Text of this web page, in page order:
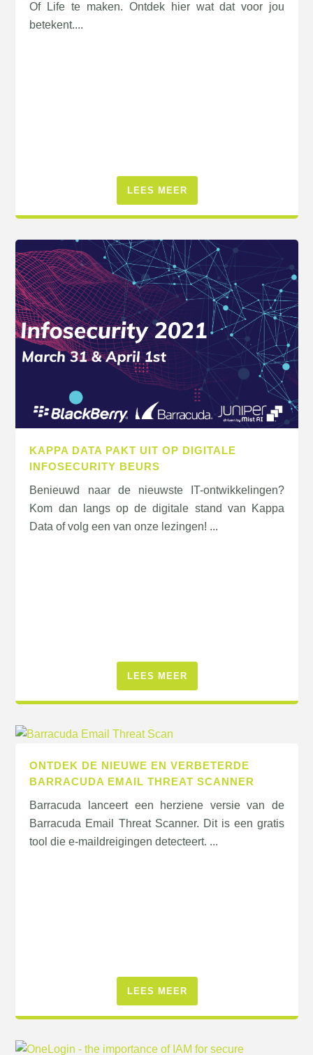
Of Life te maken. Ontdek hier wat dat voor jou
betekent....
LEES MEER
KAPPA DATA PAKT UIT OP DIGITALE
INFOSECURITY BEURS
Benieuwd naar de nieuwste IT-ontwikkelingen?
Kom dan langs op de digitale stand van Kappa
Data of volg een van onze lezingen! ...
LEES MEER
ONTDEK DE NIEUWE EN VERBETERDE
BARRACUDA EMAIL THREAT SCANNER
Barracuda lanceert een herziene versie van de
Barracuda Email Threat Scanner. Dit is een gratis
tool die e-maildreigingen detecteert. ...
LEES MEER